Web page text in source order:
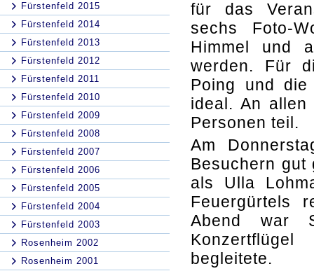
Fürstenfeld 2015
Fürstenfeld 2014
Fürstenfeld 2013
Fürstenfeld 2012
Fürstenfeld 2011
Fürstenfeld 2010
Fürstenfeld 2009
Fürstenfeld 2008
Fürstenfeld 2007
Fürstenfeld 2006
Fürstenfeld 2005
Fürstenfeld 2004
Fürstenfeld 2003
Rosenheim 2002
Rosenheim 2001
für das
sechs Foto-
Himmel und
werden. Für
Poing und die
ideal. An allen
Personen teil.
Am
Besuchern gut
als Ulla
Feuergürtels
Abend war
begleitete.